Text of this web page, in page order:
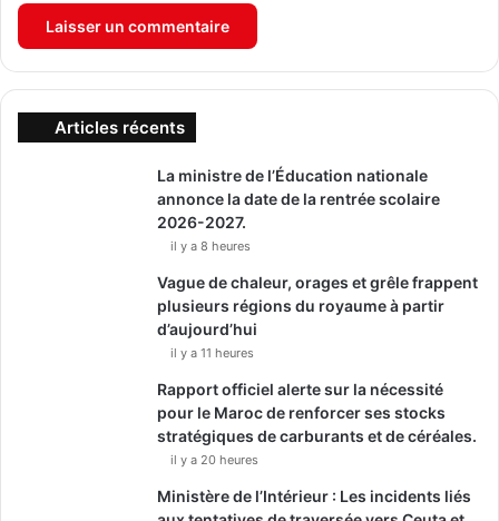
Articles récents
La ministre de l’Éducation nationale
annonce la date de la rentrée scolaire
2026-2027.
il y a 8 heures
Vague de chaleur, orages et grêle frappent
plusieurs régions du royaume à partir
d’aujourd’hui
il y a 11 heures
Rapport officiel alerte sur la nécessité
pour le Maroc de renforcer ses stocks
stratégiques de carburants et de céréales.
il y a 20 heures
Ministère de l’Intérieur : Les incidents liés